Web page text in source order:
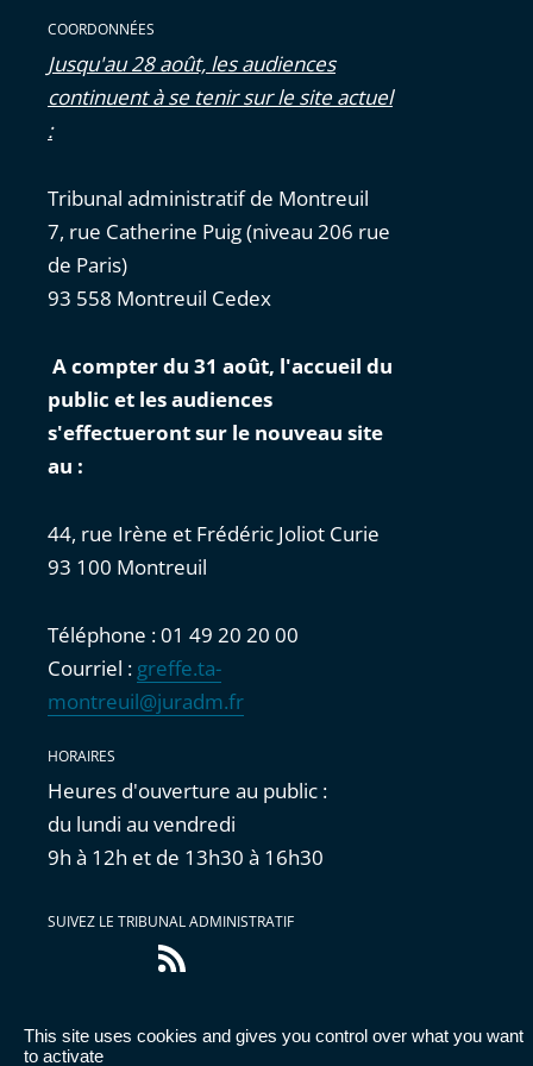
This site uses cookies and gives you control over what you want
to activate
COORDONNÉES
Jusqu'au 28 août, les audiences
continuent à se tenir sur le site actuel
:
Tribunal administratif de Montreuil
7, rue Catherine Puig (niveau 206 rue
de Paris)
93 558 Montreuil Cedex
A compter du 31 août, l'accueil du
public et les audiences
s'effectueront sur le nouveau site
au :
44, rue Irène et Frédéric Joliot Curie
93 100 Montreuil
Téléphone : 01 49 20 20 00
Courriel : greffe.ta-
montreuil@juradm.fr
HORAIRES
Heures d'ouverture au public :
du lundi au vendredi
9h à 12h et de 13h30 à 16h30
SUIVEZ LE TRIBUNAL ADMINISTRATIF
Flux
RSS
Accessibilité : partiellement conforme Mentions